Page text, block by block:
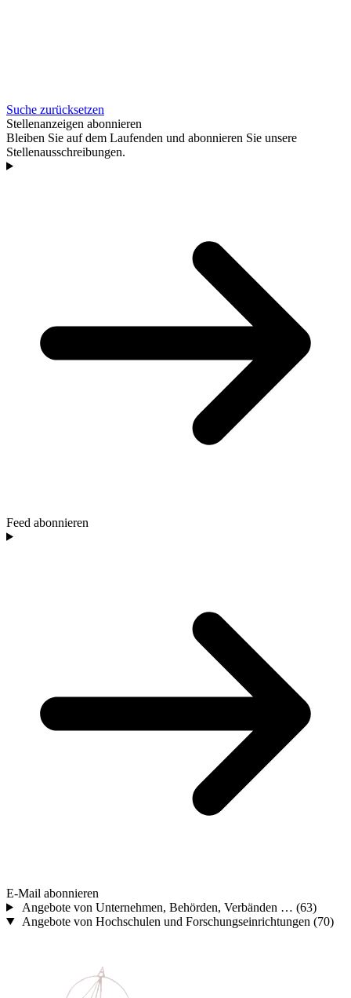
Suche zurücksetzen
Stellenanzeigen abonnieren
Bleiben Sie auf dem Laufenden und abonnieren Sie unsere
Stellenausschreibungen.
Feed abonnieren
E-Mail abonnieren
Angebote von Unternehmen, Behörden, Verbänden … (63)
Angebote von Hochschulen und Forschungseinrichtungen (70)